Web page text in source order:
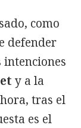
como
defender
intenciones
y a la
tras el
es el